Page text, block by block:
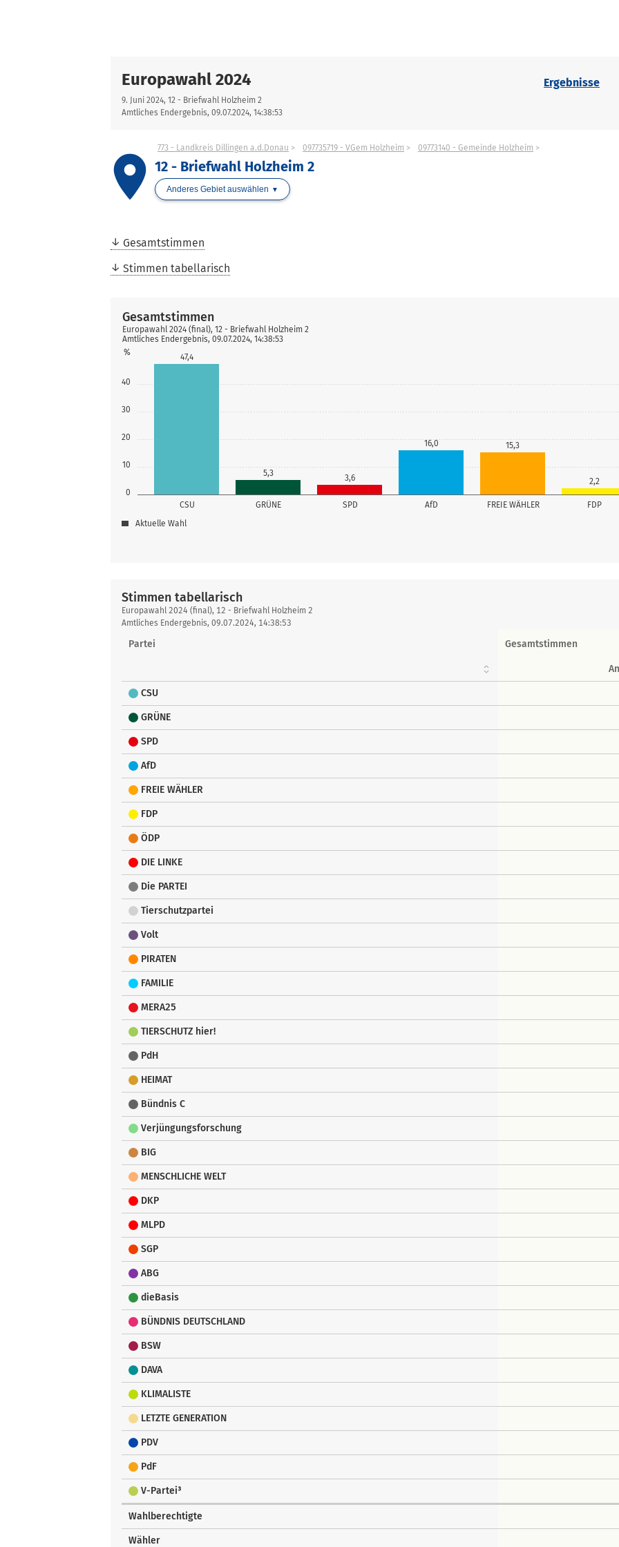
Europawahl 2024
9. Juni 2024, 12 - Briefwahl Holzheim 2
Amtliches Endergebnis, 09.07.2024, 14:38:53
Ergebnisse
place
773 - Landkreis Dillingen a.d.Donau 097735719 - VGem Holzheim 09773140 - Gemeinde Holzheim
12 - Briefwahl Holzheim 2
Anderes Gebiet auswählen
Gesamtstimmen
Stimmen tabellarisch
0
10
20
30
40
%
CSU GRÜNE SPD AfD FREIE WÄHLER FDP
47,4
5,3 3,6
16,0 15,3
2,2
Gesamtstimmen
Europawahl 2024 (final), 12 - Briefwahl Holzheim 2
Amtliches Endergebnis, 09.07.2024, 14:38:53
Aktuelle Wahl
Stimmen tabellarisch
Stimmen
tabellarisch
Europawahl 2024 (final), 12 - Briefwahl Holzheim 2
Amtliches Endergebnis, 09.07.2024, 14:38:53
Partei Gesamtstimmen
CSU
GRÜNE
SPD
AfD
FREIE WÄHLER
FDP
ÖDP
DIE LINKE
Die PARTEI
Tierschutzpartei
Volt
PIRATEN
FAMILIE
MERA25
TIERSCHUTZ hier!
PdH
HEIMAT
Bündnis C
Verjüngungsforschung
BIG
MENSCHLICHE WELT
DKP
MLPD
SGP
ABG
dieBasis
BÜNDNIS DEUTSCHLAND
BSW
DAVA
KLIMALISTE
LETZTE GENERATION
PDV
PdF
V-Partei³
Wahlberechtigte
Wähler